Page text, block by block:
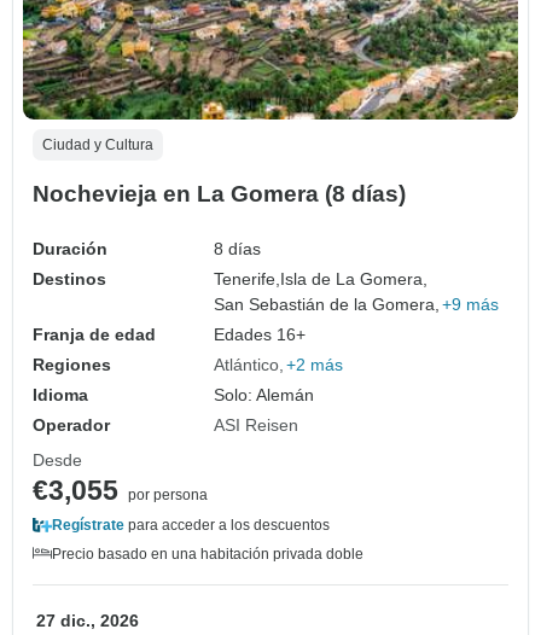
Ciudad y Cultura
Nochevieja en La Gomera (8 días)
Duración
8 días
Destinos
Tenerife, Isla de La Gomera,
San Sebastián de la Gomera, +9 más
Franja de edad
Edades 16+
Regiones
Atlántico +2 más
Idioma
Solo: Alemán
Operador
ASI Reisen
Desde
€3,055 por persona
Regístrate para acceder a los descuentos
Precio basado en una habitación privada doble
27 dic., 2026